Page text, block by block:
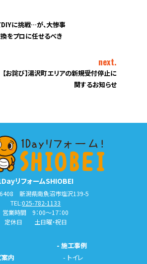
に挑戦…が、大惨事
をプロに任せるべき
next.
【お詫び】湯沢町エリアの新規受付停止に
関するお知らせ
リフォームSHIOBEI
新潟県南魚沼市塩沢139-5
TEL:025-782-1133
営業時間 9：00～17：00
定休日 土日曜・祝日
案内
-施工事例
- トイレ